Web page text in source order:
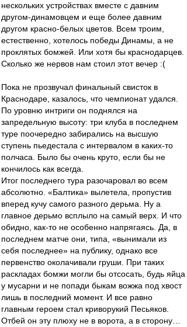
нескольких устройствах вместе с давним
другом-динамовцем и еще более давним
другом красно-белых цветов. Всем троим,
естественно, хотелось победы Динамы, а не
проклятых бомжей. Или хотя бы краснодарцев.
Сколько же нервов нам стоил этот вечер :(
Пока не прозвучал финальный свисток в
Краснодаре, казалось, что чемпионат удался.
По уровню интриги он поднялся на
запредельную высоту: три клуба в последнем
туре поочередно забирались на высшую
ступень пьедестала с интервалом в каких-то
полчаса. Было бы очень круто, если бы не
кончилось как всегда.
Итог последнего тура разочаровал во всем
абсолютно. «Балтика» вылетела, пропустив
вперед кучу самого разного дерьма. Ну а
главное дерьмо всплыло на самый верх. И что
обидно, как-то не особенно напрягаясь. Да, в
последнем матче они, типа, «вынимали из
себя последнее» на публику, однако все
первенство околачивали груши. При таких
раскладах бомжи могли бы отсосать, будь яйца
у мусарни и не попади быкам вожжа под хвост
лишь в последний момент. И все равно
главным героем стал криворукий Песьяков.
Отбей он эту плюху не в ворота, а в сторону…